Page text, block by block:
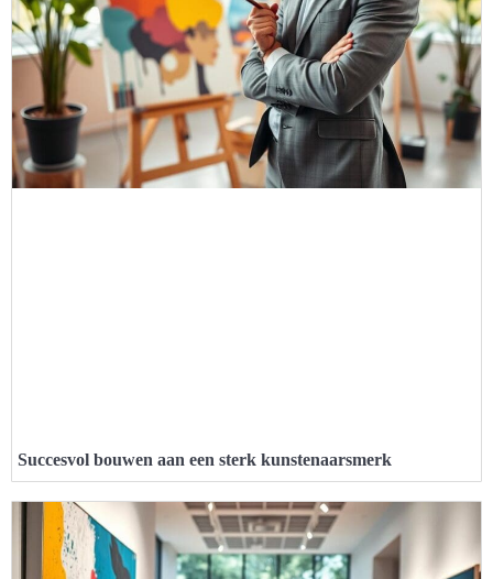
Succesvol bouwen aan een sterk kunstenaarsmerk